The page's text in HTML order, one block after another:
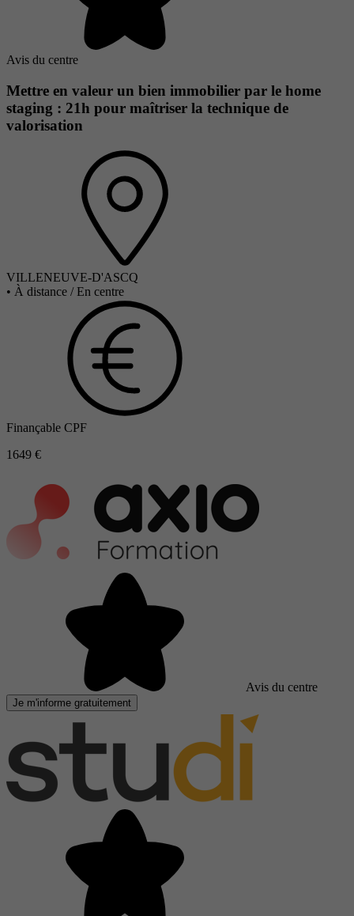
Avis du centre
Mettre en valeur un bien immobilier par le home
staging : 21h pour maîtriser la technique de
valorisation
VILLENEUVE-D'ASCQ
• À distance / En centre
Finançable CPF
1649 €
Avis du centre
Je m'informe gratuitement